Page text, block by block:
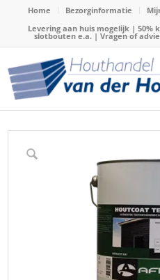
Home Bezorginformatie
Levering aan huis mogelijk | 50%
slotbouten e.a. | Vragen of
Home / Webshop / Verf en Beitsen /
OAF Houtcoat Teerlook Antraciet mat ltr